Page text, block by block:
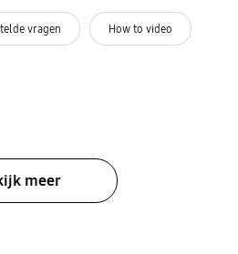
vragen How to video
meer